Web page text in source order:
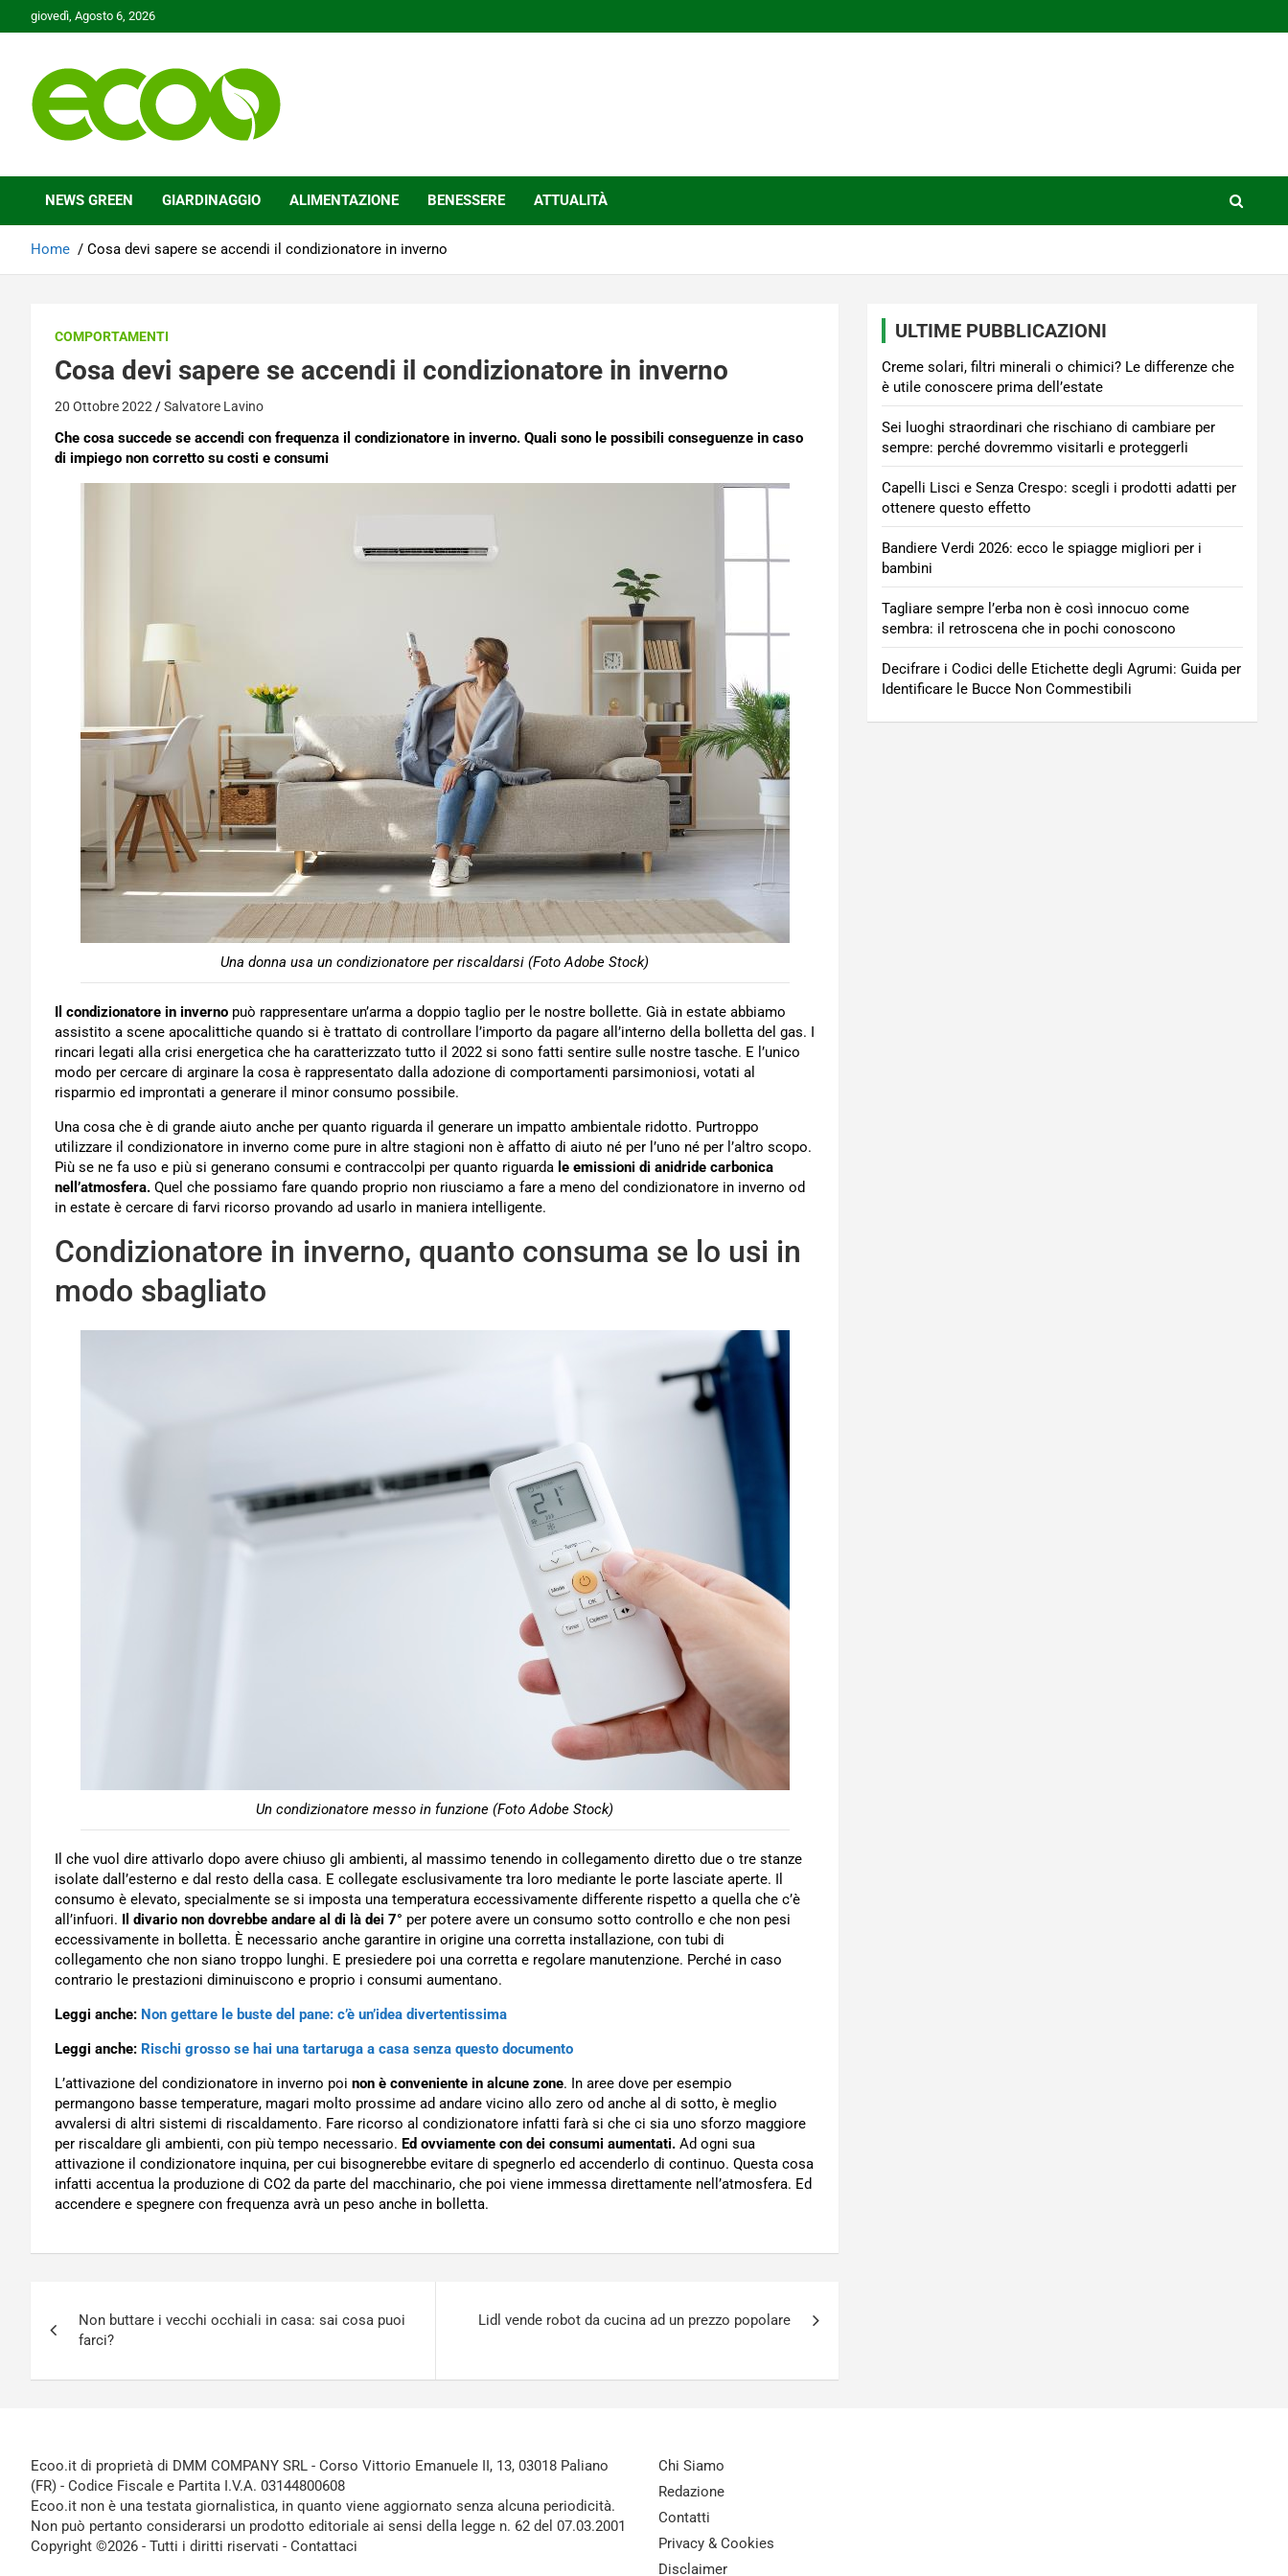
to
giovedì, Agosto 6, 2026
Ecoo.it
NEWS GREEN GIARDINAGGIO ALIMENTAZIONE BENESSERE ATTUALITÀ
Home Cosa devi sapere se accendi il condizionatore in inverno
COMPORTAMENTI
Cosa devi sapere se accendi il condizionatore in inverno
20 Ottobre 2022 Salvatore Lavino
Che cosa succede se accendi con frequenza il condizionatore in inverno. Quali sono le possibili conseguenze in caso
di impiego non corretto su costi e consumi
Una donna usa un condizionatore per riscaldarsi (Foto Adobe Stock)
Il condizionatore in inverno può rappresentare un’arma a doppio taglio per le nostre bollette. Già in estate abbiamo
assistito a scene apocalittiche quando si è trattato di controllare l’importo da pagare all’interno della bolletta del gas. I
rincari legati alla crisi energetica che ha caratterizzato tutto il 2022 si sono fatti sentire sulle nostre tasche. E l’unico
modo per cercare di arginare la cosa è rappresentato dalla adozione di comportamenti parsimoniosi, votati al
risparmio ed improntati a generare il minor consumo possibile.
Una cosa che è di grande aiuto anche per quanto riguarda il generare un impatto ambientale ridotto. Purtroppo
utilizzare il condizionatore in inverno come pure in altre stagioni non è affatto di aiuto né per l’uno né per l’altro scopo.
Più se ne fa uso e più si generano consumi e contraccolpi per quanto riguarda le emissioni di anidride carbonica
nell’atmosfera. Quel che possiamo fare quando proprio non riusciamo a fare a meno del condizionatore in inverno od
in estate è cercare di farvi ricorso provando ad usarlo in maniera intelligente.
Condizionatore in inverno, quanto consuma se lo usi in
modo sbagliato
Un condizionatore messo in funzione (Foto Adobe Stock)
Il che vuol dire attivarlo dopo avere chiuso gli ambienti, al massimo tenendo in collegamento diretto due o tre stanze
isolate dall’esterno e dal resto della casa. E collegate esclusivamente tra loro mediante le porte lasciate aperte. Il
consumo è elevato, specialmente se si imposta una temperatura eccessivamente differente rispetto a quella che c’è
all’infuori. Il divario non dovrebbe andare al di là dei 7° per potere avere un consumo sotto controllo e che non pesi
eccessivamente in bolletta. È necessario anche garantire in origine una corretta installazione, con tubi di
collegamento che non siano troppo lunghi. E presiedere poi una corretta e regolare manutenzione. Perché in caso
contrario le prestazioni diminuiscono e proprio i consumi aumentano.
Leggi anche: Non gettare le buste del pane: c’è un’idea divertentissima
Leggi anche: Rischi grosso se hai una tartaruga a casa senza questo documento
L’attivazione del condizionatore in inverno poi non è conveniente in alcune zone. In aree dove per esempio
permangono basse temperature, magari molto prossime ad andare vicino allo zero od anche al di sotto, è meglio
avvalersi di altri sistemi di riscaldamento. Fare ricorso al condizionatore infatti farà si che ci sia uno sforzo maggiore
per riscaldare gli ambienti, con più tempo necessario. Ed ovviamente con dei consumi aumentati. Ad ogni sua
attivazione il condizionatore inquina, per cui bisognerebbe evitare di spegnerlo ed accenderlo di continuo. Questa cosa
infatti accentua la produzione di CO2 da parte del macchinario, che poi viene immessa direttamente nell’atmosfera. Ed
accendere e spegnere con frequenza avrà un peso anche in bolletta.
articoli
Non buttare i vecchi occhiali in casa: sai cosa puoi
farci?
Lidl vende robot da cucina ad un prezzo popolare
ULTIME PUBBLICAZIONI
Creme solari, filtri minerali o chimici? Le differenze che
è utile conoscere prima dell’estate
Sei luoghi straordinari che rischiano di cambiare per
sempre: perché dovremmo visitarli e proteggerli
Capelli Lisci e Senza Crespo: scegli i prodotti adatti per
ottenere questo effetto
Bandiere Verdi 2026: ecco le spiagge migliori per i
bambini
Tagliare sempre l’erba non è così innocuo come
sembra: il retroscena che in pochi conoscono
Decifrare i Codici delle Etichette degli Agrumi: Guida per
Identificare le Bucce Non Commestibili
Ecoo.it di proprietà di DMM COMPANY SRL - Corso Vittorio Emanuele II, 13, 03018 Paliano
(FR) - Codice Fiscale e Partita I.V.A. 03144800608
Ecoo.it non è una testata giornalistica, in quanto viene aggiornato senza alcuna periodicità.
Non può pertanto considerarsi un prodotto editoriale ai sensi della legge n. 62 del 07.03.2001
Copyright ©2026 - Tutti i diritti riservati - Contattaci
Chi Siamo
Redazione
Contatti
Privacy & Cookies
Disclaimer